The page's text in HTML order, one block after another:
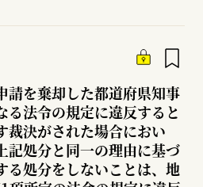
請を棄却した都道府県知事
る法令の規定に違反すると
裁決がされた場合におい
記処分と同一の理由に基づ
る処分をしないことは、地